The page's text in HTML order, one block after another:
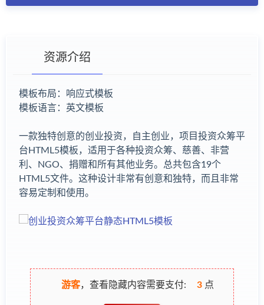
资源介绍
有疑问？请点击复制链接咨询！
模板布局：响应式模板
模板语言：英文模板
一款独特创意的创业投资，自主创业，项目投资众筹平
台HTML5模板，适用于各种投资众筹、慈善、非营
利、NGO、捐赠和所有其他业务。总共包含19个
HTML5文件。这种设计非常有创意和独特，而且非常
容易定制和使用。
游客，查看隐藏内容需要支付: 3点